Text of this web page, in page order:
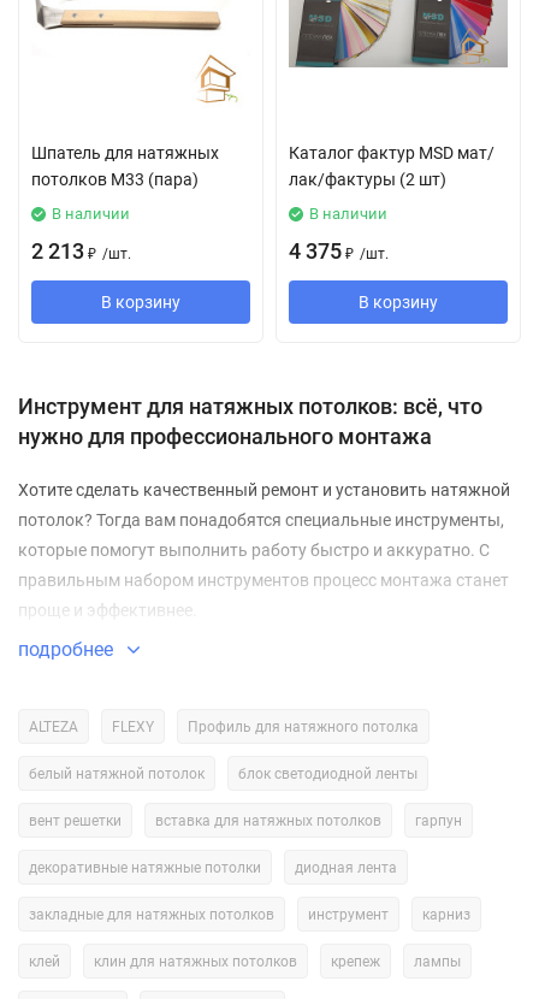
Шпатель для натяжных
потолков М33 (пара)
В наличии
2 213 ₽ /шт.
В корзину
Каталог фактур MSD мат/
лак/фактуры (2 шт)
В наличии
4 375 ₽ /шт.
В корзину
Инструмент для натяжных потолков: всё, что
нужно для профессионального монтажа
Хотите сделать качественный ремонт и установить натяжной
потолок? Тогда вам понадобятся специальные инструменты,
которые помогут выполнить работу быстро и аккуратно. С
правильным набором инструментов процесс монтажа станет
проще и эффективнее.
Какие инструменты нужны для монтажа натяжного потолка?
Тепловая пушка (нагреватель)
нагрев, что позволяет избежать повреждений материала.
Ножницы для резки плёнки— специальные ножницы с
резать материал без замятий и заломов.
Шпатели— используются для разглаживания плёнки и
устранения воздушных пузырей. Бывают разных размеров
подробнее
ALTEZA FLEXY Профиль для натяжного потолка
белый натяжной потолок блок светодиодной ленты
вент решетки вставка для натяжных потолков гарпун
декоративные натяжные потолки диодная лента
закладные для натяжных потолков инструмент карниз
клей клин для натяжных потолков крепеж лампы